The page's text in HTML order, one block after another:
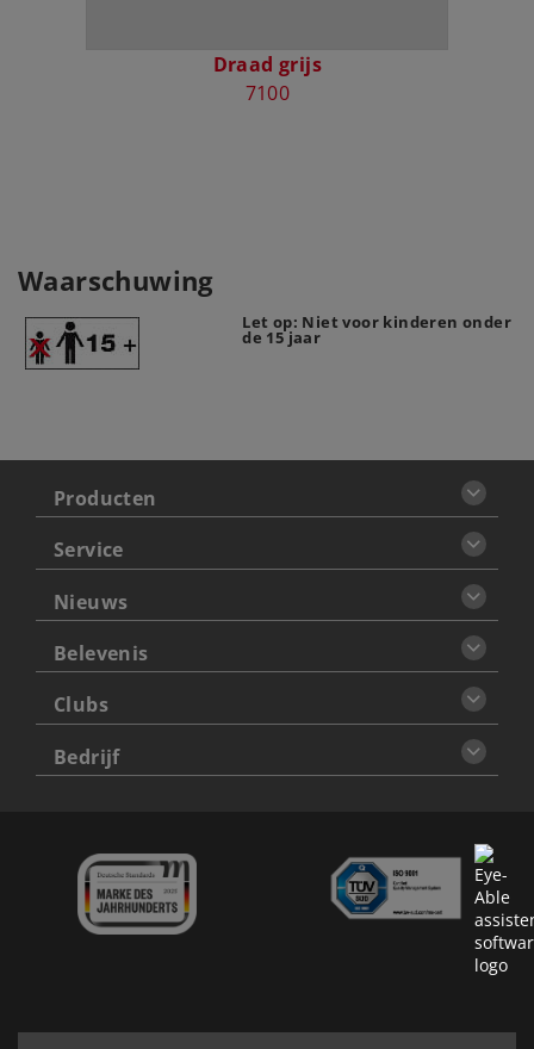
Draad grijs
7100
Waarschuwing
Let op: Niet voor kinderen onder
de 15 jaar
Producten
Service
Nieuws
Belevenis
Clubs
Bedrijf